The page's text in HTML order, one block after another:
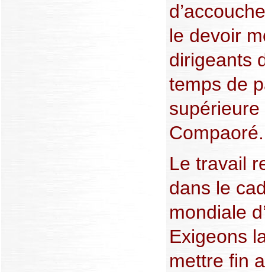
le devoir
dirigeants
temps de
Compaoré.
Le travail
dans le
mondiale
Exigeons
mettre fin